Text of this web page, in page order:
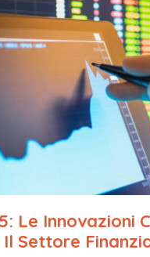
Le Innovazioni
Settore